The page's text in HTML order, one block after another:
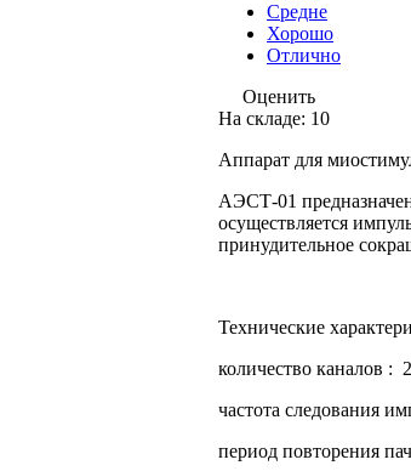
Средне
Хорошо
Отлично
Оценить
На складе: 10
Аппарат для
АЭСТ-01
осуществляется
принудительное
Технические
количество каналов :
частота следования
период повторения